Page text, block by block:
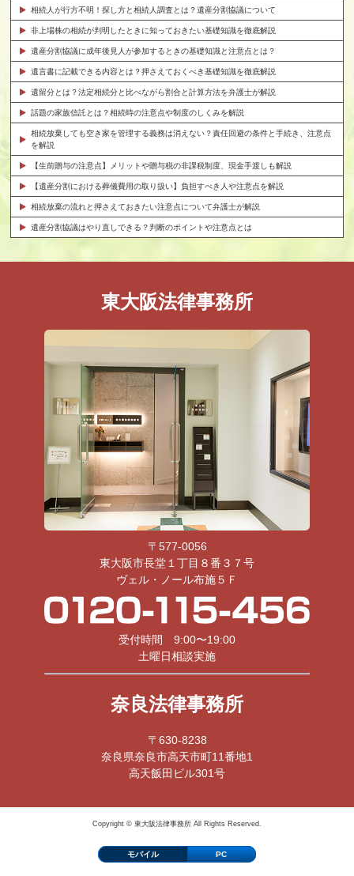
相続人が行方不明！探し方と相続人調査とは？遺産分割協議について
非上場株の相続が判明したときに知っておきたい基礎知識を徹底解説
遺産分割協議に成年後見人が参加するときの基礎知識と注意点とは？
遺言書に記載できる内容とは？押さえておくべき基礎知識を徹底解説
遺留分とは？法定相続分と比べながら割合と計算方法を弁護士が解説
話題の家族信託とは？相続時の注意点や制度のしくみを解説
相続放棄しても空き家を管理する義務は消えない？責任回避の条件と手続き、注意点
を解説
【生前贈与の注意点】メリットや贈与税の非課税制度、現金手渡しも解説
【遺産分割における葬儀費用の取り扱い】負担すべき人や注意点を解説
相続放棄の流れと押さえておきたい注意点について弁護士が解説
遺産分割協議はやり直しできる？判断のポイントや注意点とは
東大阪法律事務所
〒577-0056
東大阪市長堂１丁目８番３７号
ヴェル・ノール布施５Ｆ
受付時間 9:00〜19:00
土曜日相談実施
奈良法律事務所
〒630-8238
奈良県奈良市高天市町11番地1
高天飯田ビル301号
Copyright © 東大阪法律事務所 All Rights Reserved.
モバイル PC